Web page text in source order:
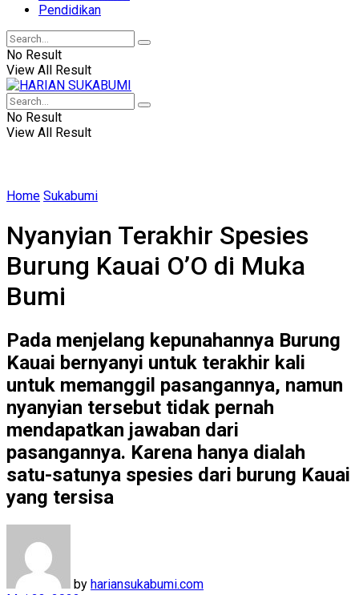
Pendidikan
No Result
View All Result
No Result
View All Result
Home Sukabumi
Nyanyian Terakhir Spesies
Burung Kauai O’O di Muka
Bumi
Pada menjelang kepunahannya Burung
Kauai bernyanyi untuk terakhir kali
untuk memanggil pasangannya, namun
nyanyian tersebut tidak pernah
mendapatkan jawaban dari
pasangannya. Karena hanya dialah
satu-satunya spesies dari burung Kauai
yang tersisa
by hariansukabumi.com